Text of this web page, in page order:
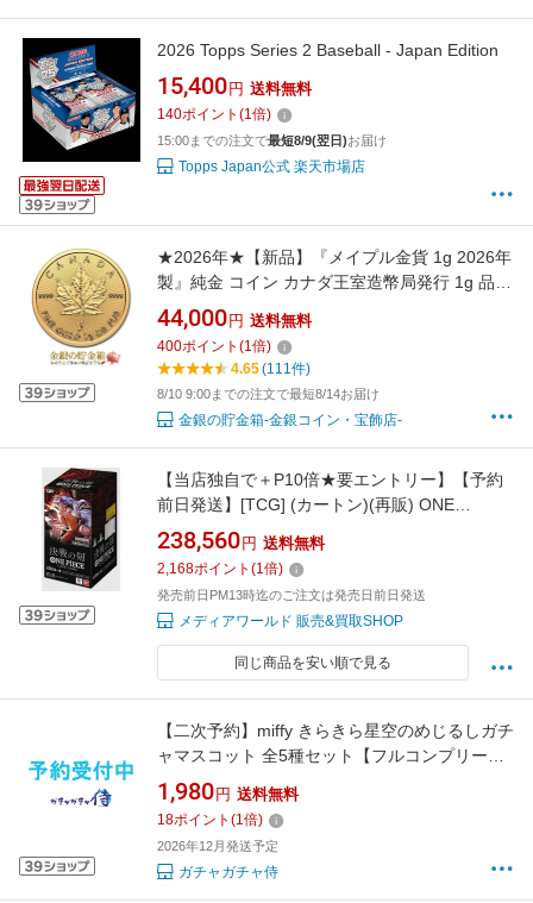
2026 Topps Series 2 Baseball - Japan Edition
15,400 円 送料無料
140ポイント (1倍)
15:00までの注文で最短8/9(翌日)お届け
Topps Japan公式 楽天市場店
★2026年★【新品】『メイプル金貨 1g 2026年
製』純金 コイン カナダ王室造幣局発行 1g 品
位:K24 (99.99%) 24金 カナダ ゴールド メイプ
ル メープル リーフ 楓 チャールズ国王 コイン
金貨 令和8年 Gold Coin 《安心の本物保証》
【保証書付き・巾着袋入り】
44,000 円 送料無料
400ポイント (1倍)
4.65(111件)
8/10 9:00までの注文で最短8/14お届け
金銀の貯金箱-金銀コイン・宝飾店-
【当店独自で＋P10倍★要エントリー】【予約
前日発送】[TCG] (カートン)(再販) ONE
PIECE(ワンピース) カードゲーム ブースターパ
ック 決戦の刻(けっせんのとき)【OP-16】 バン
ダイ(12BOX)(2026年8月上旬)
238,560 円 送料無料
2,168ポイント (1倍)
発売前日PM13時迄のご注文は発売日前日発送
メディアワールド 販売&買取SHOP
同じ商品を安い順で見る
【二次予約】miffy きらきら星空のめじるしガチ
ャマスコット 全5種セット【フルコンプリー
ト/2026年12月～2027月1月発売予定】
1,980 円 送料無料
18ポイント (1倍)
2026年12月発送予定
ガチャガチャ侍